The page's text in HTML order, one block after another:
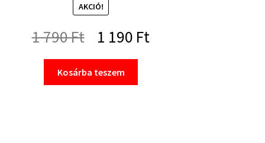
AKCIÓ!
1 790Ft
Original
price
was:
1 190 Ft
Kosárba teszem